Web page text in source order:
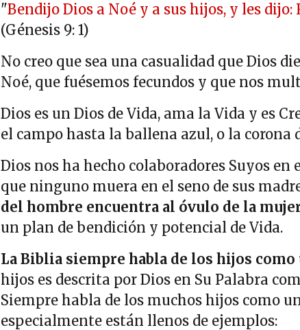
"Bendijo Dios a Noé y a sus hijos, y les
(Génesis 9: 1)
No creo que sea una casualidad que Dios
Noé, que fuésemos fecundos y que nos
Dios es un Dios de Vida, ama la Vida y es
el campo hasta la ballena azul, o la corona
Dios nos ha hecho colaboradores Suyos
que ninguno muera en el seno de sus
del hombre encuentra al óvulo de la
un plan de bendición y potencial de Vida.
La Biblia siempre habla de los hijos
hijos es descrita por Dios en Su Palabra
Siempre habla de los muchos hijos como
especialmente están llenos de ejemplos: